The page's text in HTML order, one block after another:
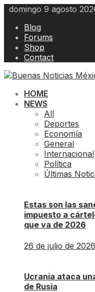
Skip
content
domingo 9 agosto
Blog
Forums
Shop
Contact
HOME
NEWS
All
Deportes
Economía
General
Internacional
Política
Últimas
Estas son las
impuesto a
que va de 2026
26 de julio de 2026
Ucrania ataca
de Rusia